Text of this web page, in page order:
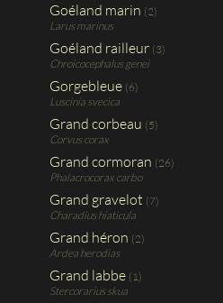
Goéland marin (2)
Larus marinus
Goéland railleur (3)
Chroicocephalus genei
Gorgebleue (6)
Luscinia svecica
Grand corbeau (5)
Corvus corax
Grand cormoran (26)
Phalacrocorax carbo
Grand gravelot (7)
Charadius hiaticula
Grand héron (2)
Ardea herodias
Grand labbe (1)
Stercorarius skua